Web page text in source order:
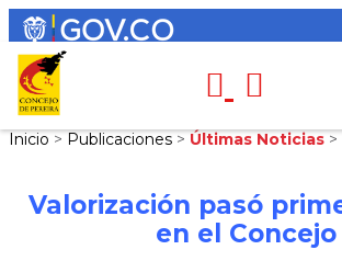
Inicio > Publicaciones > Últimas Noticias >
Valorización pasó
en el Concejo